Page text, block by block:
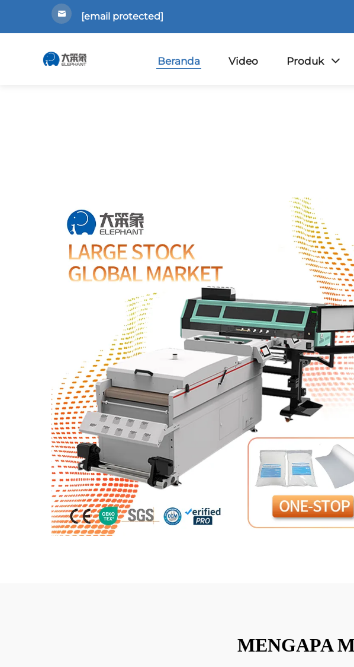
[email protected]
Beranda Video Produk
MENGAPA